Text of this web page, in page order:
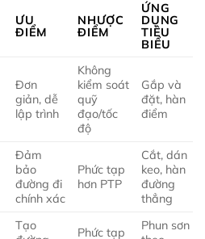
ƯU
ĐIỂM
NHƯỢC
ĐIỂM
ỨNG
DỤNG
TIÊU
BIỂU
Đơn
giản, dễ
lập trình
Không
kiểm soát
quỹ
đạo/tốc
độ
Gắp và
đặt, hàn
điểm
Đảm
bảo
đường đi
chính xác
Phức tạp
hơn PTP
Cắt, dán
keo, hàn
đường
thẳng
Tạo
Phức tạp
Phun sơn